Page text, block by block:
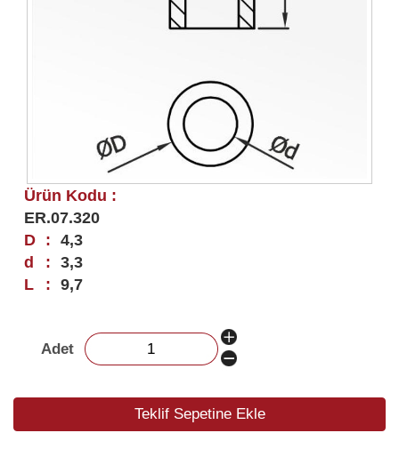
Ürün Kodu :
ER.07.320
D
: 4,3
d
: 3,3
L
: 9,7
Adet
Teklif Sepetine Ekle